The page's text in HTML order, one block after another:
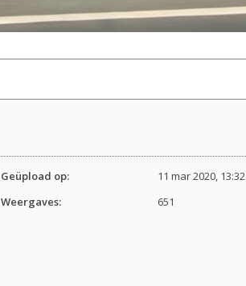
Geüpload op: 11 mar 2020, 13:32
Weergaves:
651